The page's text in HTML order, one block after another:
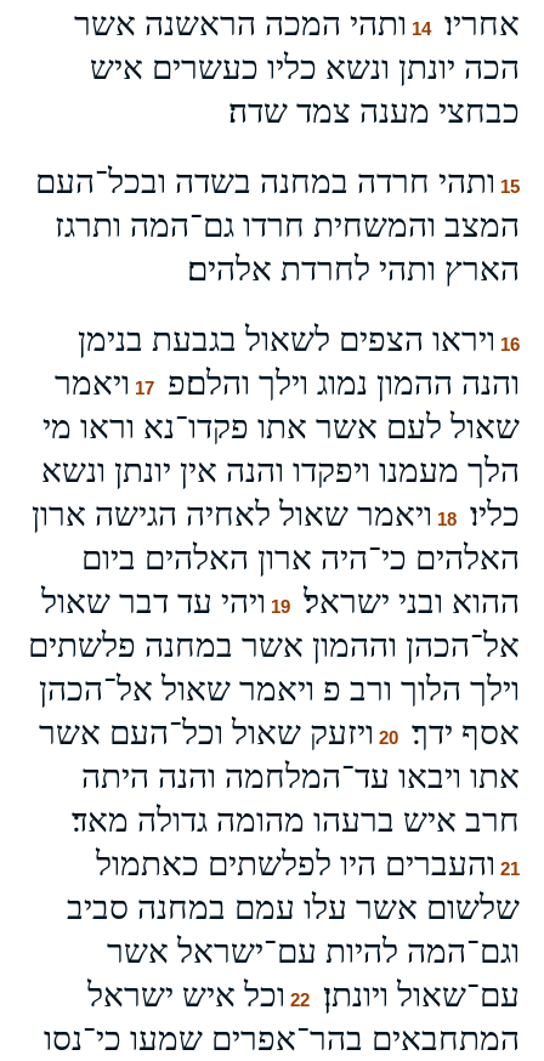
אחריו׃
14 ותהי המכה הראשנה אשר
הכה יונתן ונשא כליו כעשרים איש
כבחצי מענה צמד שדה׃
15 ותהי חרדה במחנה בשדה ובכל־העם
המצב והמשחית חרדו גם־המה ותרגז
הארץ ותהי לחרדת אלהים׃
16 ויראו הצפים לשאול בגבעת בנימן
והנה ההמון נמוג וילך והלם׃פ
17 ויאמר
שאול לעם אשר אתו פקדו־נא וראו מי
הלך מעמנו ויפקדו והנה אין יונתן ונשא
כליו׃
18 ויאמר שאול לאחיה הגישה ארון
האלהים כי־היה ארון האלהים ביום
ההוא ובני ישראל׃
19 ויהי עד דבר שאול
אל־הכהן וההמון אשר במחנה פלשתים
וילך הלוך ורב פ ויאמר שאול אל־הכהן
אסף ידך׃
20 ויזעק שאול וכל־העם אשר
אתו ויבאו עד־המלחמה והנה היתה
חרב איש ברעהו מהומה גדולה מאד׃
21 והעברים היו לפלשתים כאתמול
שלשום אשר עלו עמם במחנה סביב
וגם־המה להיות עם־ישראל אשר
עם־שאול ויונתן׃
22 וכל איש ישראל
המתחבאים בהר־אפרים שמעו כי־נסו